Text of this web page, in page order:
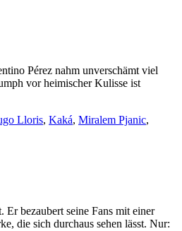
Pérez nahm unverschämt viel
vor heimischer Kulisse ist
Lloris, Kaká, Miralem Pjanic,
bezaubert seine Fans mit einer
die sich durchaus sehen lässt. Nur: